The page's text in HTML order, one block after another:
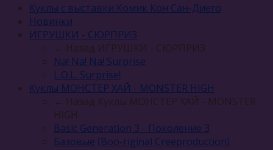
Куклы с выставки Комик Кон Сан-Диего
Новинки
ИГРУШКИ - СЮРПРИЗ
← Назад ИГРУШКИ - СЮРПРИЗ
Na! Na! Na! Surprise
L.O.L. Surprise!
Куклы МОНСТЕР ХАЙ - MONSTER HIGH
← Назад Куклы МОНСТЕР ХАЙ - MONSTER
HIGH
Basic Generation 3 - Поколение 3
Базовые (Boo-riginal Creeproduction)